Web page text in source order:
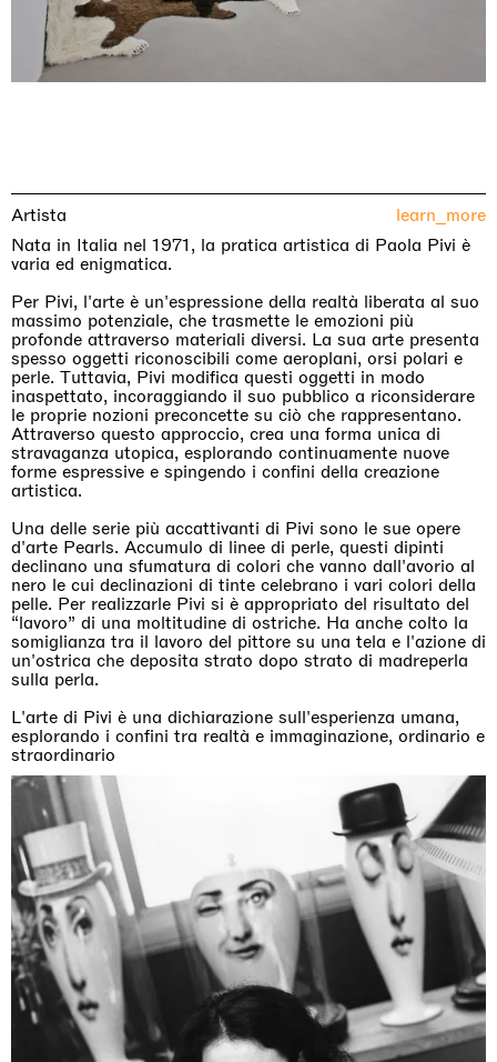
Artista learn_more
Nata in Italia nel 1971, la pratica artistica di Paola Pivi è
varia ed enigmatica.
Per Pivi, l'arte è un'espressione della realtà liberata al suo
massimo potenziale, che trasmette le emozioni più
profonde attraverso materiali diversi. La sua arte presenta
spesso oggetti riconoscibili come aeroplani, orsi polari e
perle. Tuttavia, Pivi modifica questi oggetti in modo
inaspettato, incoraggiando il suo pubblico a riconsiderare
le proprie nozioni preconcette su ciò che rappresentano.
Attraverso questo approccio, crea una forma unica di
stravaganza utopica, esplorando continuamente nuove
forme espressive e spingendo i confini della creazione
artistica.
Una delle serie più accattivanti di Pivi sono le sue opere
d'arte Pearls. Accumulo di linee di perle, questi dipinti
declinano una sfumatura di colori che vanno dall'avorio al
nero le cui declinazioni di tinte celebrano i vari colori della
pelle. Per realizzarle Pivi si è appropriato del risultato del
“lavoro” di una moltitudine di ostriche. Ha anche colto la
somiglianza tra il lavoro del pittore su una tela e l'azione di
un'ostrica che deposita strato dopo strato di madreperla
sulla perla.
L'arte di Pivi è una dichiarazione sull'esperienza umana,
esplorando i confini tra realtà e immaginazione, ordinario e
straordinario